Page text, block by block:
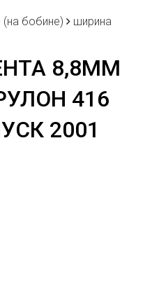
(на бобине)
ширина
8,8ММ
416
2001